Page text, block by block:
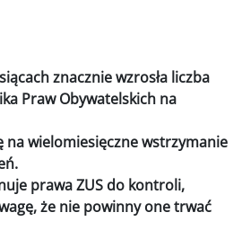
znacznie wzrosła liczba
Praw Obywatelskich na
na wielomiesięczne wstrzymanie
prawa ZUS do kontroli,
że nie powinny one trwać